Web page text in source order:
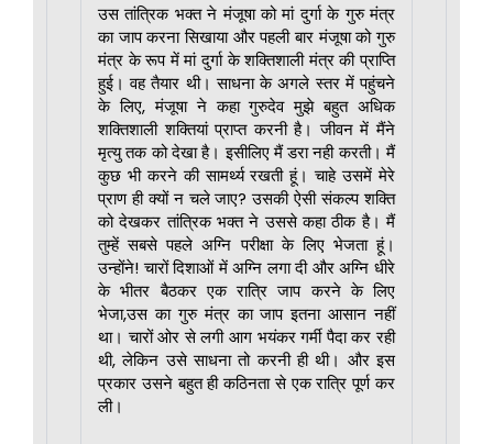
उस तांत्रिक भक्त ने मंजूषा को मां दुर्गा के गुरु मंत्र
का जाप करना सिखाया और पहली बार मंजूषा को गुरु
मंत्र के रूप में मां दुर्गा के शक्तिशाली मंत्र की प्राप्ति
हुई। वह तैयार थी। साधना के अगले स्तर में पहुंचने
के लिए, मंजूषा ने कहा गुरुदेव मुझे बहुत अधिक
शक्तिशाली शक्तियां प्राप्त करनी है। जीवन में मैंने
मृत्यु तक को देखा है। इसीलिए मैं डरा नही करती। मैं
कुछ भी करने की सामर्थ्य रखती हूं। चाहे उसमें मेरे
प्राण ही क्यों न चले जाए? उसकी ऐसी संकल्प शक्ति
को देखकर तांत्रिक भक्त ने उससे कहा ठीक है। मैं
तुम्हें सबसे पहले अग्नि परीक्षा के लिए भेजता हूं।
उन्होंने! चारों दिशाओं में अग्नि लगा दी और अग्नि धीरे
के भीतर बैठकर एक रात्रि जाप करने के लिए
भेजा,उस का गुरु मंत्र का जाप इतना आसान नहीं
था। चारों ओर से लगी आग भयंकर गर्मी पैदा कर रही
थी, लेकिन उसे साधना तो करनी ही थी। और इस
प्रकार उसने बहुत ही कठिनता से एक रात्रि पूर्ण कर
ली।